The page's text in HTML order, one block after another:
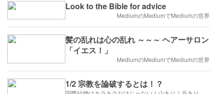
Look to the Bible for advice​​​​​​​
MediumのMediumでMediumの世界
髪の乱れは心の乱れ ～～～ ヘアーサロン
「イエス！」
MediumのMediumでMediumの世界
1/2 宗教を論破するとは！？